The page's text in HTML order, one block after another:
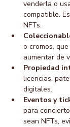
venderla o
compatible.
NFTs.
o cromos,
aumentar de
Propiedad
licencias,
digitales.
Eventos y
para
sean NFTs,